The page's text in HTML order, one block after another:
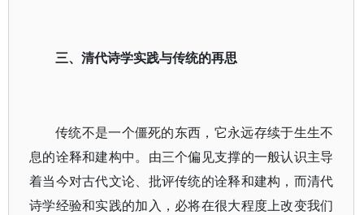
三、清代诗学实践与传统的再思
传统不是一个僵死的东西，它永远存续于生生不
息的诠释和建构中。由三个偏见支撑的一般认识主导
着当今对古代文论、批评传统的诠释和建构，而清代
诗学经验和实践的加入，必将在很大程度上改变我们